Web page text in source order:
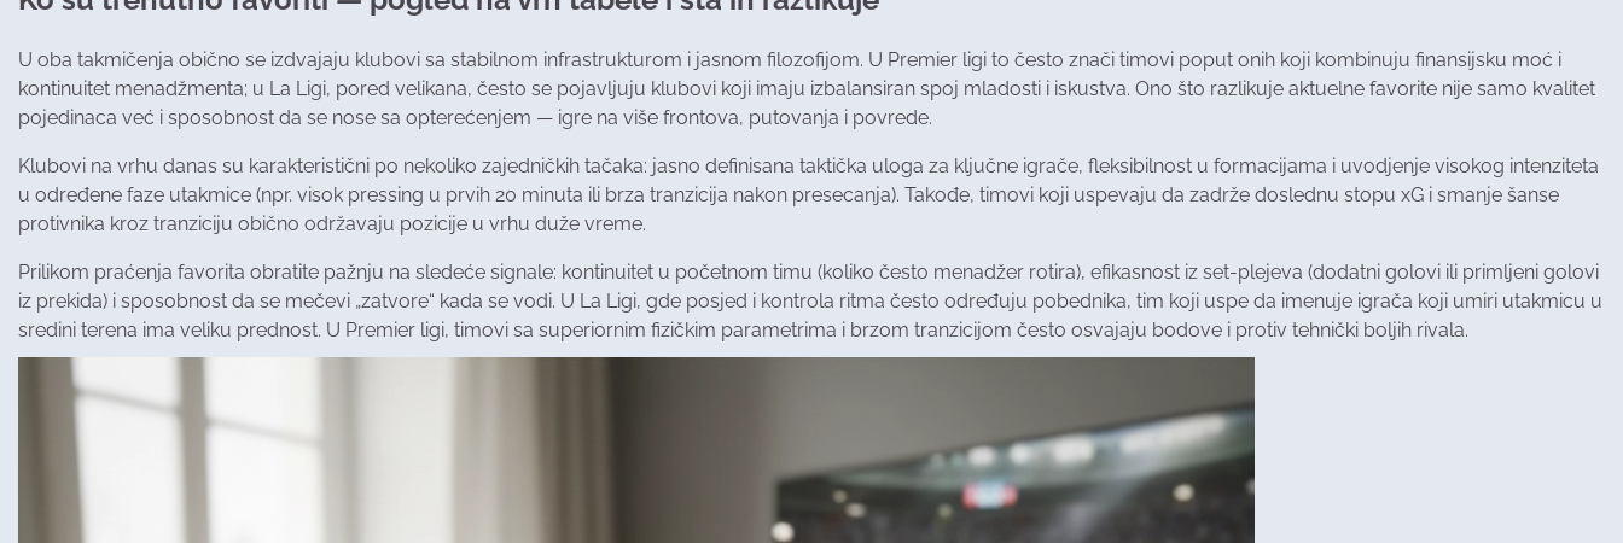
U oba takmičenja obično se izdvajaju klubovi sa stabilnom infrastrukturom i jasnom filozofijom. U Premier ligi to često znači timovi poput onih koji kombinuju finansijsku moć i
kontinuitet menadžmenta; u La Ligi, pored velikana, često se pojavljuju klubovi koji imaju izbalansiran spoj mladosti i iskustva. Ono što razlikuje aktuelne favorite nije samo kvalitet
pojedinaca već i sposobnost da se nosе sa opterećenjem — igre na više frontova, putovanja i povrede.
Klubovi na vrhu danas su karakteristični po nekoliko zajedničkih tačaka: jasno definisana taktička uloga za ključne igrače, fleksibilnost u formacijama i uvodjenje visokog intenziteta
u određene faze utakmice (npr. visok pressing u prvih 20 minuta ili brza tranzicija nakon presecanja). Takođe, timovi koji uspevaju da zadrže doslednu stopu xG i smanje šanse
protivnika kroz tranziciju obično održavaju pozicije u vrhu duže vreme.
Prilikom praćenja favorita obratite pažnju na sledeće signale: kontinuitet u početnom timu (koliko često menadžer rotira), efikasnost iz set-plejeva (dodatni golovi ili primljeni golovi
iz prekida) i sposobnost da se mečevi „zatvore“ kada se vodi. U La Ligi, gde posjed i kontrola ritma često određuju pobednika, tim koji uspe da imenuje igrača koji umiri utakmicu u
sredini terena ima veliku prednost. U Premier ligi, timovi sa superiornim fizičkim parametrima i brzom tranzicijom često osvajaju bodove i protiv tehnički boljih rivala.